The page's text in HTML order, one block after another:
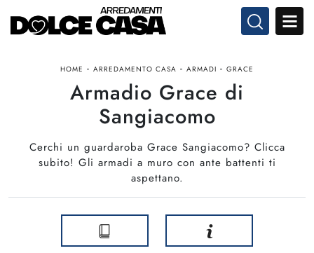
HOME - ARREDAMENTO CASA - ARMADI - GRACE
Armadio Grace di
Sangiacomo
Cerchi un guardaroba Grace Sangiacomo? Clicca
subito! Gli armadi a muro con ante battenti ti
aspettano.